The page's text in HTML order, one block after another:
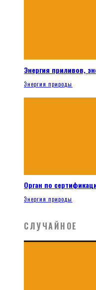
Энергия приливов,
Энергия природы
Орган по
Энергия природы
СЛУЧАЙНОЕ